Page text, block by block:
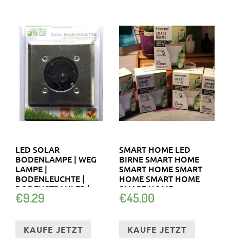
LED SOLAR
BODENLAMPE | WEG
LAMPE |
BODENLEUCHTE |
BODENSTRAHLER |
SOLARLAMPE
€9.29
KAUFE JETZT
SMART HOME LED
BIRNE SMART HOME
SMART HOME SMART
HOME SMART HOME
SMART HOME
€45.00
KAUFE JETZT